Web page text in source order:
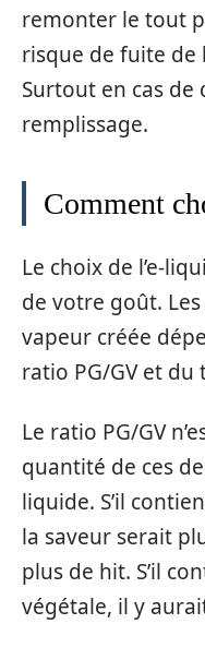
remonter le tout
risque de fuite de
Surtout en cas
remplissage.
Comment
Le choix de l’e-
de votre goût.
vapeur créée
ratio PG/GV et
Le ratio PG/GV
quantité de ces
liquide. S’il
la saveur serait
plus de hit. S’il
végétale, il y